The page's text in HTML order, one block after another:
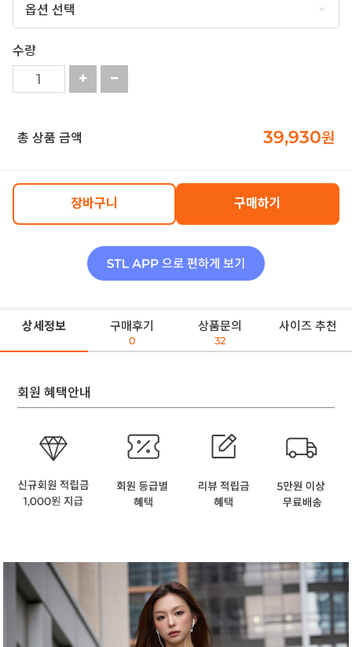
수량
총 상품 금액 39,930원
장바구니 구매하기
상세정보 구매후기
0
상품문의
32
사이즈 추천
회원 혜택안내